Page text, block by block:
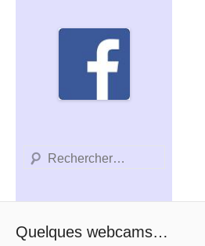
Recherche
Quelques webcams…